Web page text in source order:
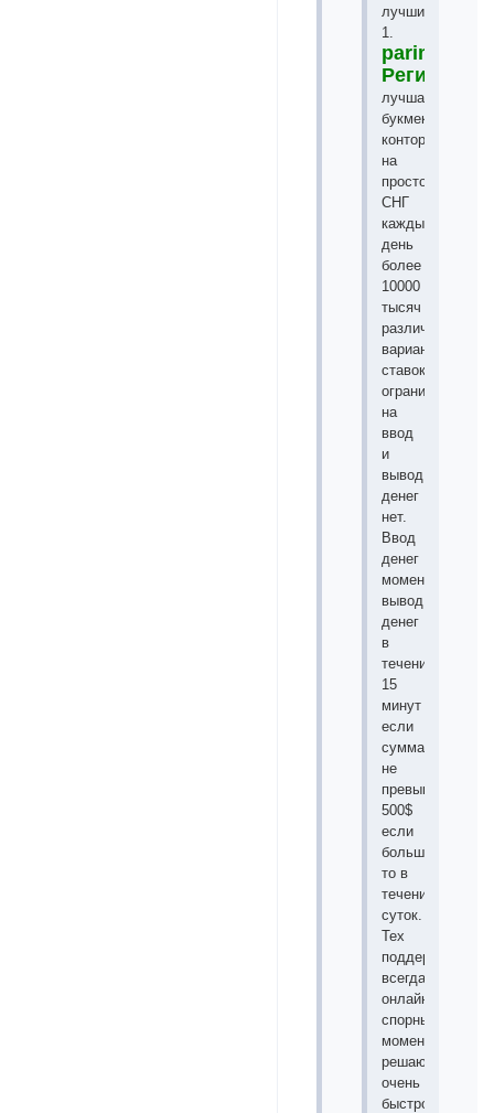
лучших!
1.
лучшая
букмекерская
контора
на
просторах
СНГ
каждый
день
более
10000
тысяч
различных
вариантов
ставок,
ограничений
на
ввод
и
вывод
денег
нет.
Ввод
денег
моментальный,
вывод
денег
в
течение
15
минут
если
сумма
не
превышает
500$
если
больше
то в
течении
суток.
Тех
поддержка
всегда
онлайн
спорные
моменты
решаются
очень
быстро.